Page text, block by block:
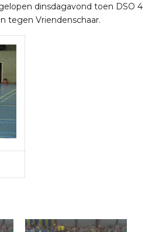
dinsdagavond toen DSO 4
tegen Vriendenschaar.